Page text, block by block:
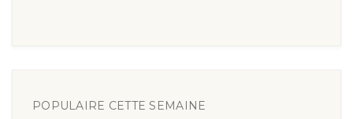
POPULAIRE CETTE SEMAINE